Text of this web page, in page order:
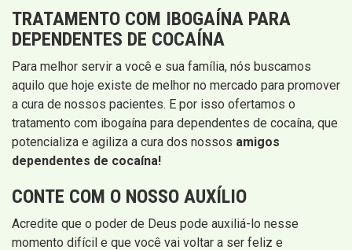
TRATAMENTO COM IBOGAÍNA PARA
DEPENDENTES DE COCAÍNA
Para melhor servir a você e sua família, nós buscamos
aquilo que hoje existe de melhor no mercado para promover
a cura de nossos pacientes. E por isso ofertamos o
tratamento com ibogaína para dependentes de cocaína, que
potencializa e agiliza a cura dos nossos amigos
dependentes de cocaína!
CONTE COM O NOSSO AUXÍLIO
Acredite que o poder de Deus pode auxiliá-lo nesse
momento difícil e que você vai voltar a ser feliz e